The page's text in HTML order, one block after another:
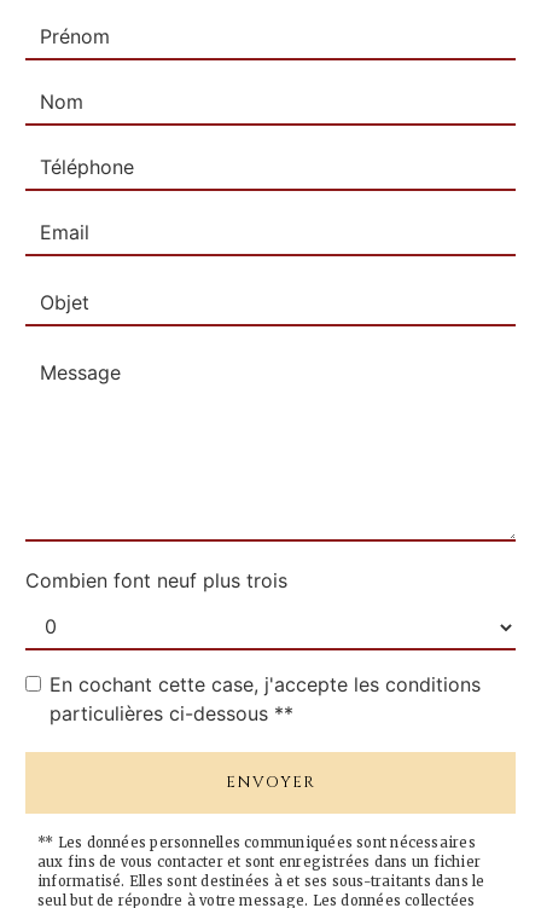
Combien font neuf plus trois
En cochant cette case, j'accepte les conditions
particulières ci-dessous **
ENVOYER
** Les données personnelles communiquées sont nécessaires
aux fins de vous contacter et sont enregistrées dans un fichier
informatisé. Elles sont destinées à et ses sous-traitants dans le
seul but de répondre à votre message. Les données collectées